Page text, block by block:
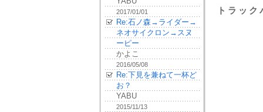
2017/01/01
Re:石ノ森→ライダー→
ネオサイクロン→スヌ
ーピー
かよこ
2016/05/08
Re:下見を兼ねて一杯ど
お？
YABU
2015/11/13
トラッ